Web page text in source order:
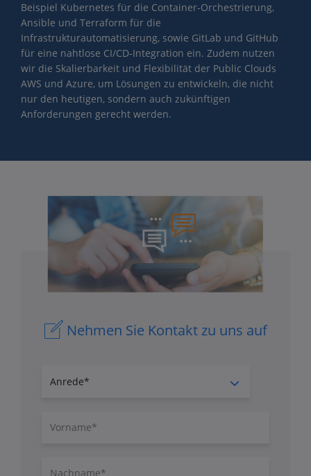
Beispiel Kubernetes für die Container-Orchestrierung,
Ansible und Terraform für die
Infrastrukturautomatisierung, sowie GitLab und GitHub
für eine nahtlose CI/CD-Integration ein. Zudem nutzen
wir die Skalierbarkeit und Flexibilität der Public Clouds
AWS und Azure, um Lösungen zu entwickeln, die nicht
nur den heutigen, sondern auch zukünftigen
Anforderungen gerecht werden.
Nehmen Sie Kontakt zu uns auf
Anrede
Vorname
Nachname